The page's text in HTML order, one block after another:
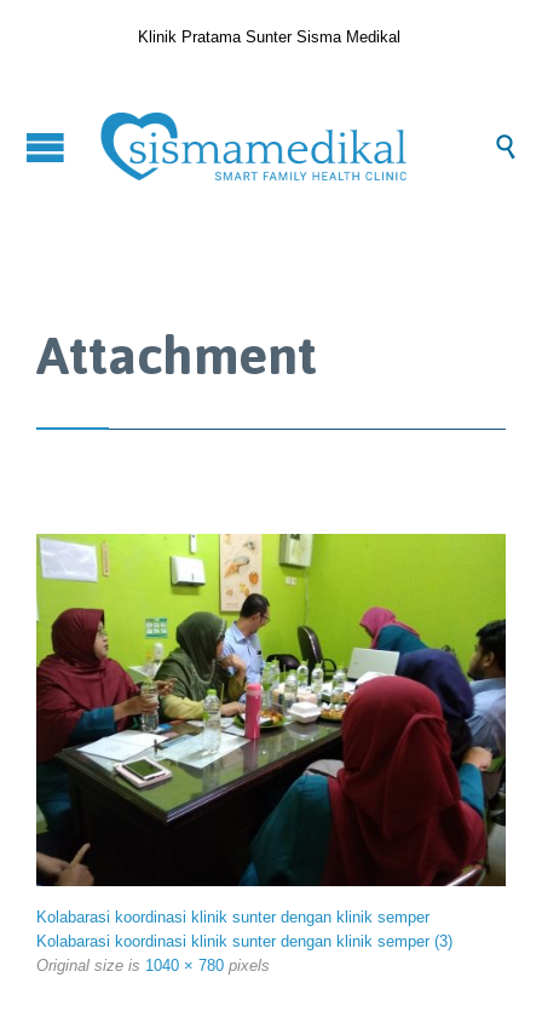
Klinik Pratama Sunter Sisma Medikal

Attachment
Kolabarasi koordinasi klinik sunter dengan klinik semper
Kolabarasi koordinasi klinik sunter dengan klinik semper (3)
Original size is 1040 × 780 pixels